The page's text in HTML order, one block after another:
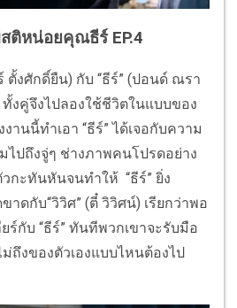
สติหน่อยคุณธีร์ EP.4
ตั้งศักดิ์ยืน) กับ “ธีร์” (ปอนด์ ณรา
งคู่จึงไปลองใช้ชีวิตในแบบของ
านนี้ทำเอา “ธีร์” ได้เจอกับความ
ไปถึงจู่ๆ ช่างภาพคนโปรดอย่าง
กะทันหันจนทำให้ “ธีร์” ยิ่ง
าดกับ“วิวิศ” (ตี๋ วิวิศน์) เรียกว่าพอ
ยร์กับ “ธีร์” ทันทีพวกเขาจะรับมือ
งของตัวเองแบบไหนต้องไป